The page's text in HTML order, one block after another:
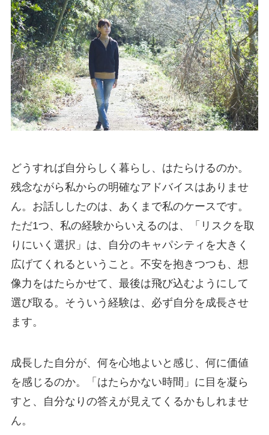
どうすれば自分らしく暮らし、はたらけるのか。
残念ながら私からの明確なアドバイスはありませ
ん。お話ししたのは、あくまで私のケースです。
ただ1つ、私の経験からいえるのは、「リスクを取
りにいく選択」は、自分のキャパシティを大きく
広げてくれるということ。不安を抱きつつも、想
像力をはたらかせて、最後は飛び込むようにして
選び取る。そういう経験は、必ず自分を成長させ
ます。
成長した自分が、何を心地よいと感じ、何に価値
を感じるのか。「はたらかない時間」に目を凝ら
すと、自分なりの答えが見えてくるかもしれませ
ん。